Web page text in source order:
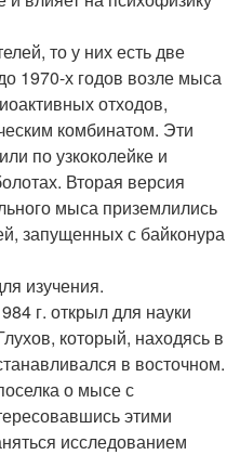
то у них есть две
1970-х годов возле мыса
отходов,
комбинатом. Эти
по узкоколейке и
Вторая версия
мыса приземлились
запущенных с байконура
изучения.
г. открыл для науки
который, находясь в
в восточном.
о мысе с
этими
исследованием